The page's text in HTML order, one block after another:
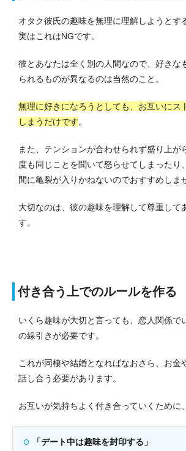
オタク彼氏の趣味を無理に理解しようとす
実はこれはNGです。
彼とあなたは全く別の人間なので、好きな
られるものが異なるのは当然のこと。
無理に好きになろうとしても、お互いにス
しまうだけです。
また、テンションが合わせられず盛り上が
度も同じことを聞いて怒らせてしまったり
間に亀裂が入りかねないのでおすすめしま
大切なのは、彼の趣味を理解して尊重して
す。
付き合う上でのルールを作る
いくら趣味が大切と言っても、恋人関係で
の線引きが必要です。
これが同棲や結婚となればなおさら、お金
話し合う必要があります。
お互いが気持ちよく付き合っていくために、
「デート中は趣味を封印する」